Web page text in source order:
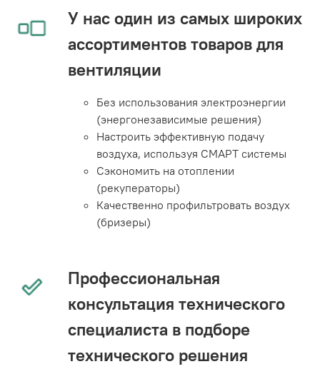
У нас один из самых широких
ассортиментов товаров для
вентиляции
Без использования электроэнергии
(энергонезависимые решения)
Настроить эффективную подачу
воздуха, используя СМАРТ системы
Сэкономить на отоплении
(рекуператоры)
Качественно профильтровать воздух
(бризеры)
Профессиональная
консультация технического
специалиста в подборе
технического решения